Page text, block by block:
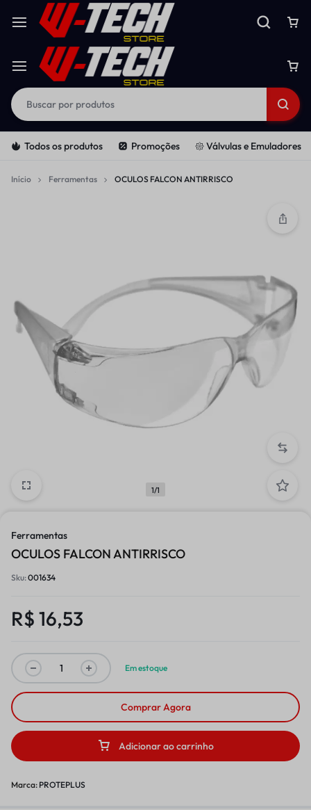
Todos os produtos Promoções 𑁍 Válvulas e Emuladores
Início Ferramentas OCULOS FALCON ANTIRRISCO
1/1
Ferramentas
OCULOS FALCON ANTIRRISCO
Sku:001634
R$ 16,53
Em estoque
Adicionar ao carrinho
Comprar Agora
Marca: PROTEPLUS